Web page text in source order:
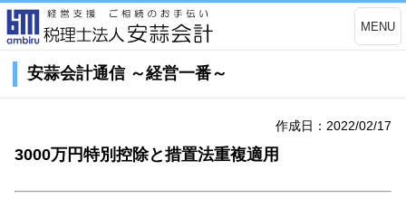
MENU
安蒜会計通信 ～経営一番～
作成日：2022/02/17
3000万円特別控除と措置法重複適用